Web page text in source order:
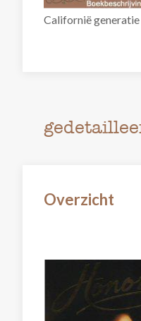
Californië generatie
Overzicht